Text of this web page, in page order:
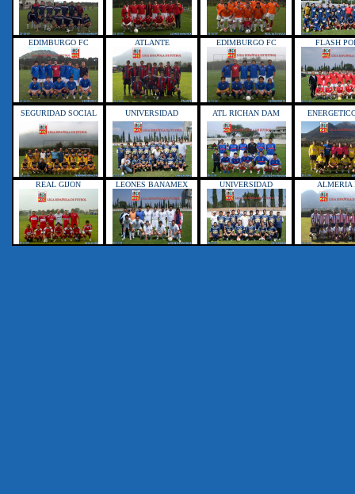
EDIMBURGO FC ATLANTE EDIMBURGO FC FLASH
SEGURIDAD SOCIAL UNIVERSIDAD ATL RICHAN DAM
REAL GIJON LEONES BANAMEX UNIVERSIDAD ALMERIA